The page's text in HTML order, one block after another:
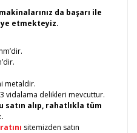
da başarı ile
etmekteyiz.
metaldir.
vidalama delikleri mevcuttur.
satın alıp, rahatlıkla tüm
sitemizden satın